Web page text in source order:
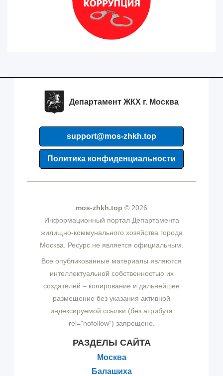
Департамент ЖКХ г. Москва
support@mos-zhkh.top
Политика конфиденциальности
mos-zhkh.top © 2026
Информационный портал Департамента
жилищно-коммунального хозяйства города
Москва. Ресурс не является официальным.
Все опубликованные материалы являются
интеллектуальной собственностью их
создателей – копирование и дальнейшее
размещение без указания активной
индексируемой ссылки (без атрибута
rel="nofollow") запрещено.
РАЗДЕЛЫ САЙТА
Москва
Балашиха